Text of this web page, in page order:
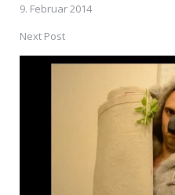
9. Februar 2014
Next Post